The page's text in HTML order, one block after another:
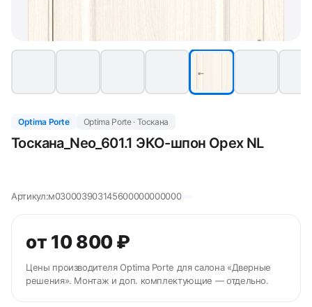
Optima Porte Optima Porte · Тоскана
Тоскана_Neo_601.1 ЭКО-шпон Орех NL
Артикул:м030003903145600000000000
от 10 800 ₽
Цены производителя Optima Porte для салона «Дверные
решения». Монтаж и доп. комплектующие — отдельно.